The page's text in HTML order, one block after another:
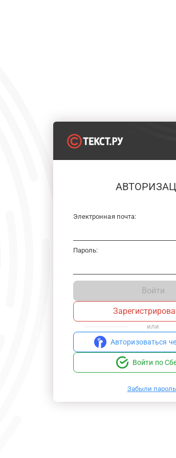
Электронная почта:
Пароль:
Войти
или
Авторизоваться
Войти по
Забыли